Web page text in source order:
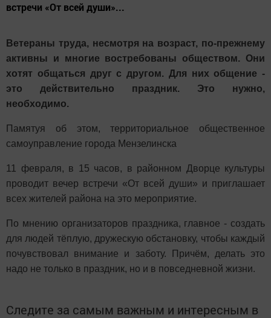
встречи «От всей души»...
Ветераны труда, несмотря на возраст, по-прежнему
активны и многие востребованы обществом. Они
хотят общаться друг с другом. Для них общение -
это действительно праздник. Это нужно,
необходимо.
Памятуя об этом, территориальное общественное
самоуправление города Мензелинска
11 февраля, в 15 часов, в районном Дворце культуры
проводит вечер встречи «От всей души» и приглашает
всех жителей района на это мероприятие.
По мнению организаторов праздника, главное - создать
для людей тёплую, дружескую обстановку, чтобы каждый
почувствовал внимание и заботу. Причём, делать это
надо не только в праздник, но и в повседневной жизни.
Следите за самым важным и интересным в